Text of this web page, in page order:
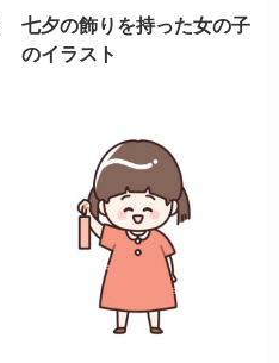
七夕の飾りを持った女の子
のイラスト